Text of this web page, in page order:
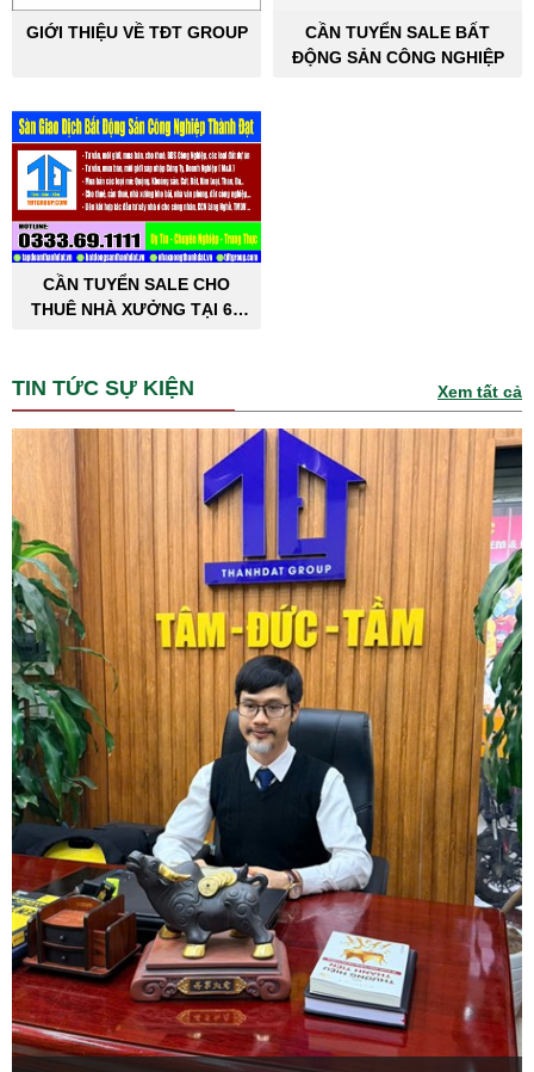
GIỚI THIỆU VỀ TĐT GROUP
CẦN TUYỂN SALE BẤT
ĐỘNG SẢN CÔNG NGHIỆP
CẦN TUYỂN SALE CHO
THUÊ NHÀ XƯỞNG TẠI 63
TIN TỨC SỰ KIỆN Xem tất cả